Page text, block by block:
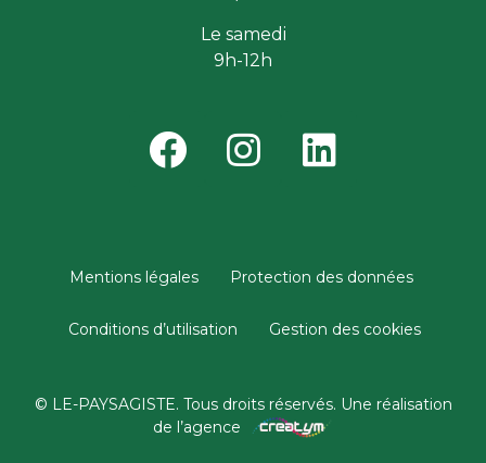
Le samedi
9h-12h
© LE-PAYSAGISTE. Tous droits réservés. Une réalisation
de l’agence​
Mentions légales Protection des données
Conditions d’utilisation Gestion des cookies